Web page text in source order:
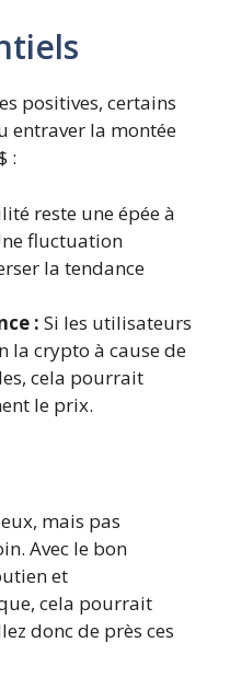
positives, certains
entraver la montée
:
reste une épée à
fluctuation
la tendance
: Si les utilisateurs
la crypto à cause de
cela pourrait
le prix.
mais pas
Avec le bon
et
cela pourrait
donc de près ces